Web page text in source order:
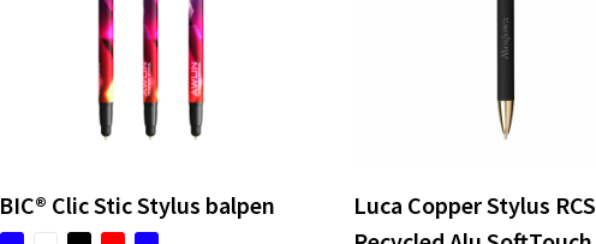
BIC® Clic Stic Stylus balpen
Luca Copper Stylus RCS